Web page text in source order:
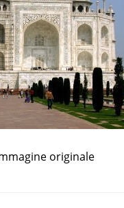
originale